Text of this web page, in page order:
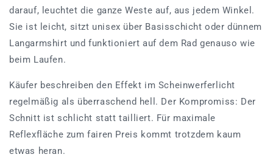
darauf, leuchtet die ganze Weste auf, aus jedem Winkel.
Sie ist leicht, sitzt unisex über Basisschicht oder dünnem
Langarmshirt und funktioniert auf dem Rad genauso wie
beim Laufen.
Käufer beschreiben den Effekt im Scheinwerferlicht
regelmäßig als überraschend hell. Der Kompromiss: Der
Schnitt ist schlicht statt tailliert. Für maximale
Reflexfläche zum fairen Preis kommt trotzdem kaum
etwas heran.